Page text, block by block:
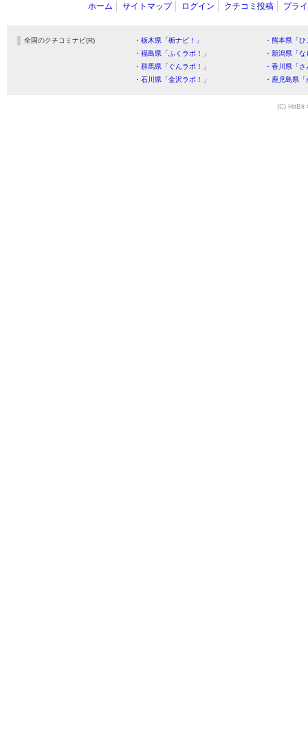
ホーム サイトマップ ログイン クチコミ投稿 プラ
全国のクチコミナビ(R) ・栃木県「栃ナビ！」
・熊本県「
・福島県「ふくラボ！」
・新潟県「
・群馬県「ぐんラボ！」
・香川県「
・石川県「金沢ラボ！」
・鹿児島県
(C) HitBit